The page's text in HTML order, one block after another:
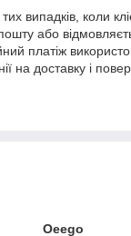
випадків, коли
або
платіж
на доставку і
Oeego